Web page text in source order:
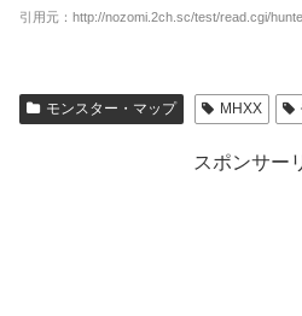
引用元：http://nozomi.2ch.sc/test/read.cgi/
モンスター・マップ MHXX
スポンサー